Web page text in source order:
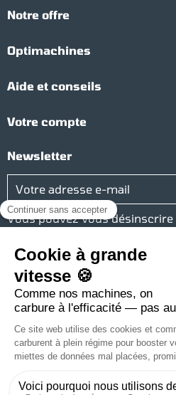
Notre offre
Optimachines
Aide et conseils
Votre compte
Newsletter
Vous pouvez vous
les conditions d'utilisation du
Réseaux sociaux
FacebookYouTubeInstagram
LinkedIn